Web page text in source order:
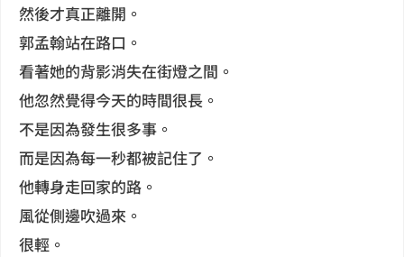
然後才真正離開。
郭孟翰站在路口。
看著她的背影消失在街燈之間。
他忽然覺得今天的時間很長。
不是因為發生很多事。
而是因為每一秒都被記住了。
他轉身走回家的路。
風從側邊吹過來。
很輕。